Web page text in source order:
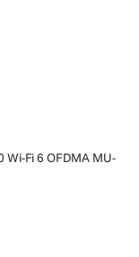
Wi-Fi 6 OFDMA MU-